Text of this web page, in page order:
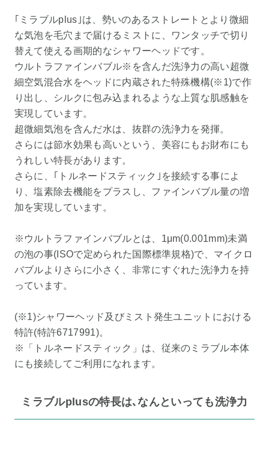
｢ミラブルplus｣は、勢いのあるストレートとより微細
な気泡を毛穴まで届けるミストに、ワンタッチで切り
替えて使える画期的なシャワーヘッドです。
ウルトラファインバブル※を含んだ洗浄力の高い超微
細空気混合水をヘッドに内蔵された特殊機構(※1)で作
り出し、シルクに包み込まれるような上質な肌感触を
実現しています。
超微細気泡を含んだ水は、抜群の洗浄力を発揮。
さらには節水効果も高いという、美容にもお財布にも
うれしい特長があります。
さらに、｢トルネードスティック｣を接続する事によ
り、塩素除去機能をプラスし、ファインバブル量の増
加を実現しています。
※ウルトラファインバブルとは、1μm(0.001mm)未満
の泡の事(ISOで定められた国際標準規格)で、マイクロ
バブルよりさらに小さく、非常にすぐれた洗浄力を持
っています。
(※1)シャワーヘッド及びミスト発生ユニットにおける
特許(特許6717991)。
※「トルネードスティック」は、従来のミラブル本体
にも接続してご利用になれます。
ミラブルplusの特長は､なんといっても洗浄力